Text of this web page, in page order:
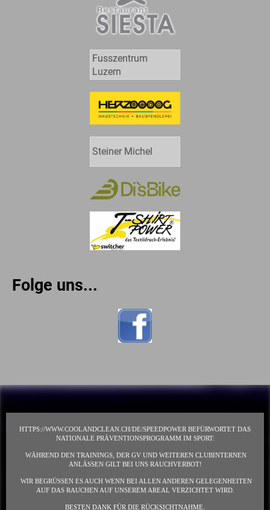
Fusszentrum
Luzern
Steiner Michel
Folge uns...
HTTPS://WWW.COOLANDCLEAN.CH/DE/SPEEDPOWER BEFÜRWORTET DAS
NATIONALE PRÄVENTIONSPROGRAMM IM SPORT:
WÄHREND DEN TRAININGS, DER GV UND WEITEREN CLUBINTERNEN
ANLÄSSEN GILT BEI UNS RAUCHVERBOT!
WIR BEGRÜSSEN ES AUCH WENN BEI ALLEN ANDEREN GELEGENHEITEN
AUF DAS RAUCHEN AUF UNSEREM AREAL VERZICHTET WIRD.
BESTEN DANK FÜR DIE RÜCKSICHTNAHME.